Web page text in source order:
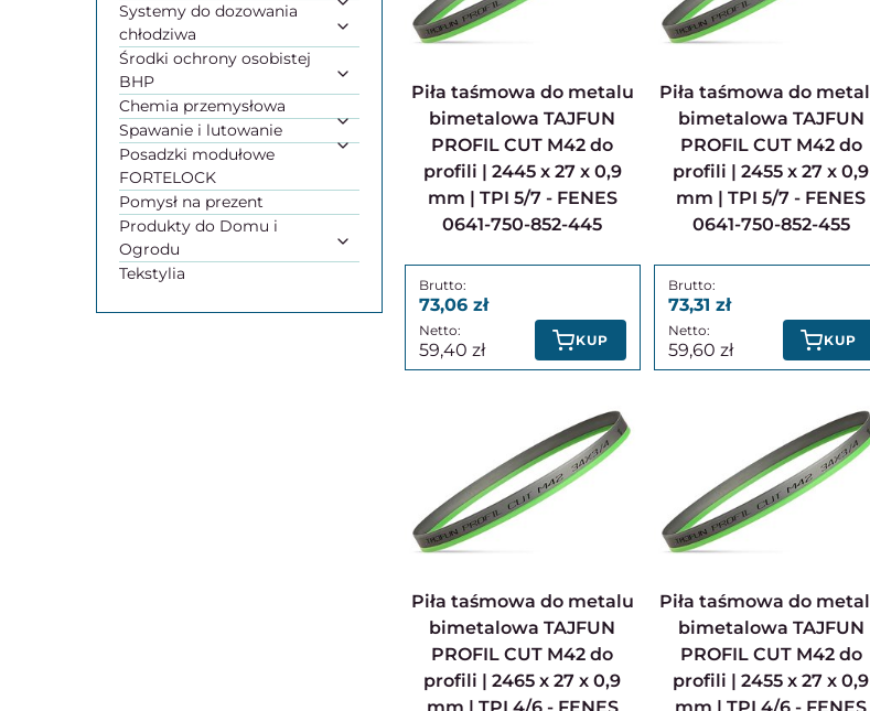
Systemy do dozowania
chłodziwa
Środki ochrony osobistej
BHP
Chemia przemysłowa
Spawanie i lutowanie
Posadzki modułowe
FORTELOCK
Pomysł na prezent
Produkty do Domu i
Ogrodu
Tekstylia
Piła taśmowa do metalu
bimetalowa TAJFUN
PROFIL CUT M42 do
profili | 2445 x 27 x 0,9
mm | TPI 5/7 - FENES
0641-750-852-445
73,06
59,40 KUP
Piła taśmowa do metalu
bimetalowa TAJFUN
PROFIL CUT M42 do
profili | 2455 x 27 x 0,9
mm | TPI 5/7 - FENES
0641-750-852-455
73,31
59,60 KUP
Piła taśmowa do metalu
bimetalowa TAJFUN
PROFIL CUT M42 do
profili | 2465 x 27 x 0,9
Piła taśmowa do metalu
bimetalowa TAJFUN
PROFIL CUT M42 do
profili | 2455 x 27 x 0,9